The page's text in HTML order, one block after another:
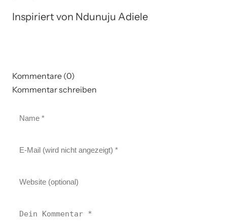
Inspiriert von Ndunuju Adiele
Kommentare (0)
Kommentar schreiben